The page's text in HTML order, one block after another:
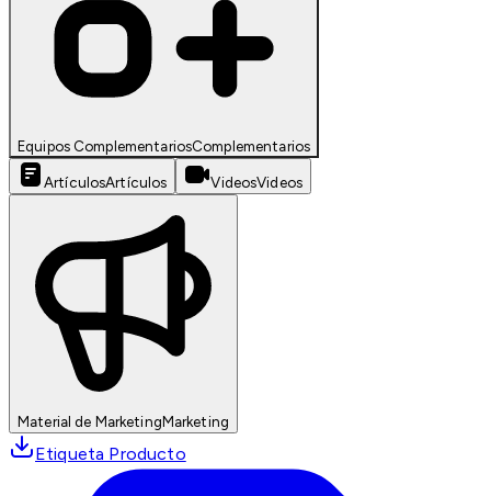
Equipos ComplementariosComplementarios
ArtículosArtículos VideosVideos
Material de MarketingMarketing
Etiqueta Producto